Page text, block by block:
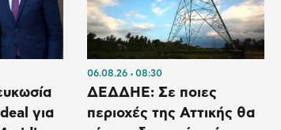
για
06.08.26 08:30
ΔΕΔΔΗΕ: Σε ποιες
περιοχές της Αττικής θα